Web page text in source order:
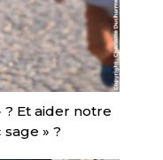
? Et aider notre
» ?